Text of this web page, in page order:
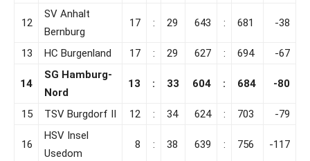
12
SV Anhalt
Bernburg
17 : 29 643 : 681 -38
13 HC Burgenland 17 : 29 627 : 694 -67
14
SG Hamburg-
Nord
13 : 33 604 : 684 -80
15 TSV Burgdorf II 12 : 34 624 : 703 -79
16
HSV Insel
Usedom
8 : 38 639 : 756 -117